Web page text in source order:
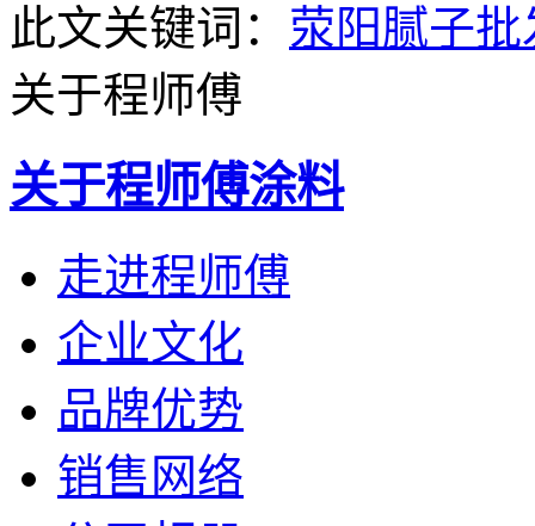
此文关键词： 荥阳腻子批
关于程师傅
关于程师傅涂料
走进程师傅
企业文化
品牌优势
销售网络